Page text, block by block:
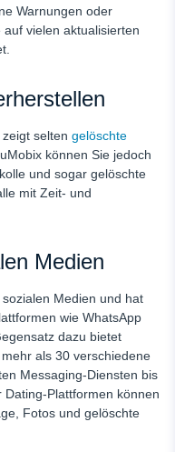
Warnungen oder
vielen aktualisierten
selten gelöschte
können Sie jedoch
und sogar gelöschte
mit Zeit- und
Medien
Medien und hat
wie WhatsApp
dazu bietet
als 30 verschiedene
Messaging-Diensten bis
Plattformen können
Fotos und gelöschte